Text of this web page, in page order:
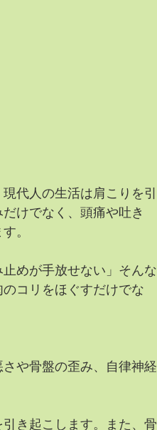
代人の生活は肩こりを引
けでなく、頭痛や吐き
。
めが手放せない」そんな
コリをほぐすだけでな
や骨盤の歪み、自律神経
き起こします。また、骨